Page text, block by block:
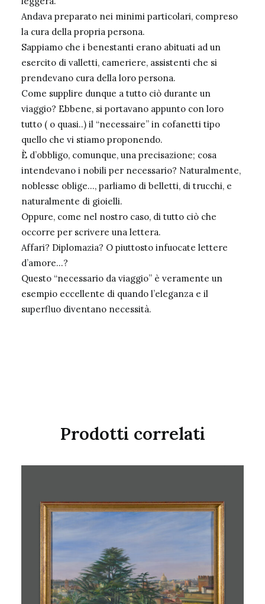
Andava preparato nei minimi particolari, compreso
la cura della propria persona.
Sappiamo che i benestanti erano abituati ad un
esercito di valletti, cameriere, assistenti che si
prendevano cura della loro persona.
Come supplire dunque a tutto ciò durante un
viaggio? Ebbene, si portavano appunto con loro
tutto ( o quasi..) il “necessaire” in cofanetti tipo
quello che vi stiamo proponendo.
È d’obbligo, comunque, una precisazione; cosa
intendevano i nobili per necessario? Naturalmente,
noblesse oblige…, parliamo di belletti, di trucchi, e
naturalmente di gioielli.
Oppure, come nel nostro caso, di tutto ciò che
occorre per scrivere una lettera.
Affari? Diplomazia? O piuttosto infuocate lettere
d’amore…?
Questo “necessario da viaggio” è veramente un
esempio eccellente di quando l’eleganza e il
superfluo diventano necessità.
Prodotti correlati